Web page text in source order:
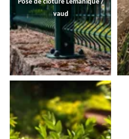
Pose de clôture Lemanique /
vaud